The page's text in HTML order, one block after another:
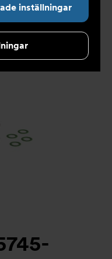
inställningar